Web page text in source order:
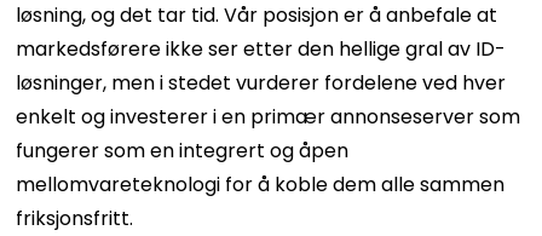
løsning, og det tar tid. Vår posisjon er å anbefale at
markedsførere ikke ser etter den hellige gral av ID-
løsninger, men i stedet vurderer fordelene ved hver
enkelt og investerer i en primær annonseserver som
fungerer som en integrert og åpen
mellomvareteknologi for å koble dem alle sammen
friksjonsfritt.